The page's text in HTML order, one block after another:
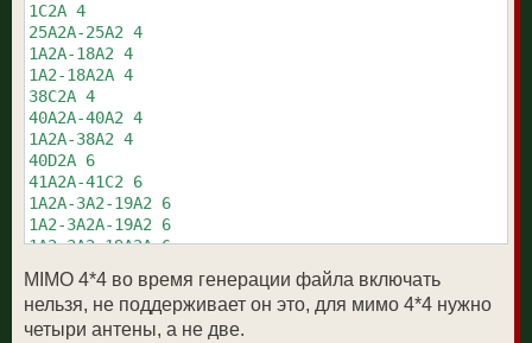
1C2A 4
25A2A-25A2 4
1A2A-18A2 4
1A2-18A2A 4
38C2A 4
40A2A-40A2 4
1A2A-38A2 4
40D2A 6
41A2A-41C2 6
1A2A-3A2-19A2 6
1A2-3A2A-19A2 6
1A2-3A2-19A2A 6
41D2A 6
66A2A-66C2 6
1A2A-3A2-20A2 6
1A2-3A2A-20A2 6
MIMO 4*4 во время генерации файла включать
нельзя, не поддерживает он это, для мимо 4*4 нужно
четыри антены, а не две.